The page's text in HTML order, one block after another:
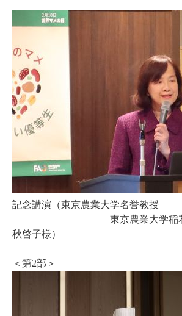
記念講演（東京農業大学名誉教授
東京農業大学稲花小学
秋啓子様）
＜第2部＞